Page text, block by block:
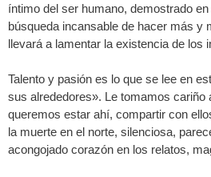
íntimo del ser humano, demostrado
búsqueda incansable de hacer más y
llevará a lamentar la existencia de los
Talento y pasión es lo que se lee en
sus alrededores». Le tomamos cariño
queremos estar ahí, compartir con
la muerte en el norte, silenciosa,
acongojado corazón en los relatos,